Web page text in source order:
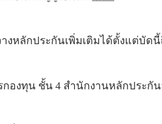
งหลักประกันเพิ่มเติมได้ตั้งแต่บัด
องทุน ชั้น 4 สำนักงานหลักประกั